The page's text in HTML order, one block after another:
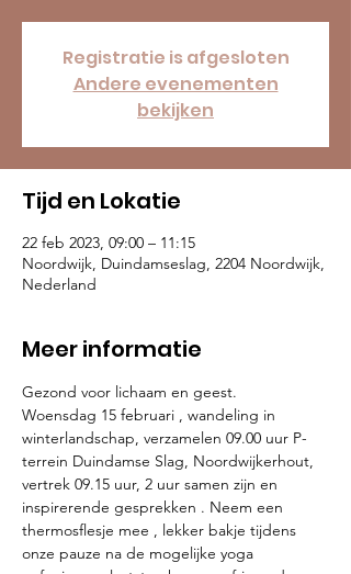
Registratie is afgesloten
Andere evenementen
bekijken
Tijd en Lokatie
22 feb 2023, 09:00 – 11:15
Noordwijk, Duindamseslag, 2204 Noordwijk,
Nederland
Meer informatie
Gezond voor lichaam en geest.
Woensdag 15 februari , wandeling in
winterlandschap, verzamelen 09.00 uur P-
terrein Duindamse Slag, Noordwijkerhout,
vertrek 09.15 uur, 2 uur samen zijn en
inspirerende gesprekken . Neem een
thermosflesje mee , lekker bakje tijdens
onze pauze na de mogelijke yoga